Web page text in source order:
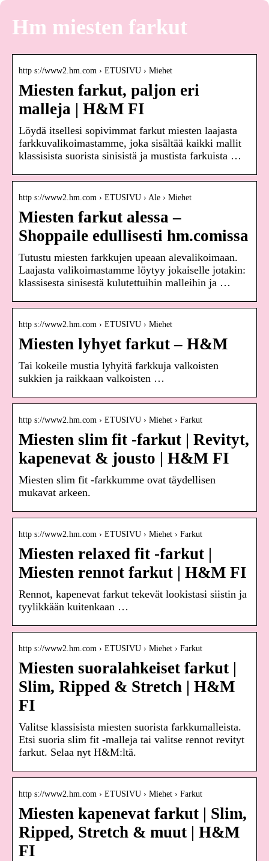
Hm miesten farkut
http s://www2.hm.com › ETUSIVU › Miehet
Miesten farkut, paljon eri
malleja | H&M FI
Löydä itsellesi sopivimmat farkut miesten laajasta
farkkuvalikoimastamme, joka sisältää kaikki mallit
klassisista suorista sinisistä ja mustista farkuista …
http s://www2.hm.com › ETUSIVU › Ale › Miehet
Miesten farkut alessa –
Shoppaile edullisesti hm.comissa
Tutustu miesten farkkujen upeaan alevalikoimaan.
Laajasta valikoimastamme löytyy jokaiselle jotakin:
klassisesta sinisestä kulutettuihin malleihin ja …
http s://www2.hm.com › ETUSIVU › Miehet
Miesten lyhyet farkut – H&M
Tai kokeile mustia lyhyitä farkkuja valkoisten
sukkien ja raikkaan valkoisten …
http s://www2.hm.com › ETUSIVU › Miehet › Farkut
Miesten slim fit -farkut | Revityt,
kapenevat & jousto | H&M FI
Miesten slim fit -farkkumme ovat täydellisen
mukavat arkeen.
http s://www2.hm.com › ETUSIVU › Miehet › Farkut
Miesten relaxed fit -farkut |
Miesten rennot farkut | H&M FI
Rennot, kapenevat farkut tekevät lookistasi siistin ja
tyylikkään kuitenkaan …
http s://www2.hm.com › ETUSIVU › Miehet › Farkut
Miesten suoralahkeiset farkut |
Slim, Ripped & Stretch | H&M
FI
Valitse klassisista miesten suorista farkkumalleista.
Etsi suoria slim fit -malleja tai valitse rennot revityt
farkut. Selaa nyt H&M:ltä.
http s://www2.hm.com › ETUSIVU › Miehet › Farkut
Miesten kapenevat farkut | Slim,
Ripped, Stretch & muut | H&M
FI